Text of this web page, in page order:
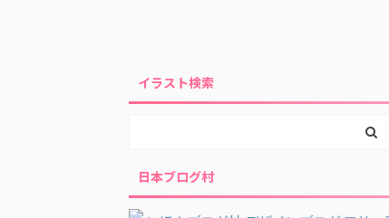
イラスト検索
日本ブログ村